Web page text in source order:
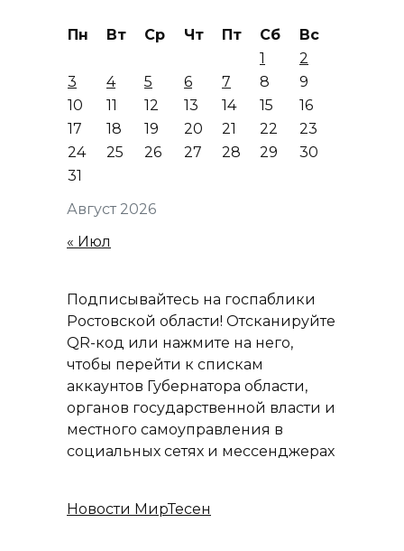
Август 2026
Пн Вт Ср Чт Пт Сб
Вс
1
2
3
4 5 6 7 8
9
10
11 12 13 14 15
16
17
18 19 20 21 22
23
24
25 26 27 28 29
30
31
« Июл
Подписывайтесь на госпаблики
Ростовской области! Отсканируйте
QR-код или нажмите на него,
чтобы перейти к спискам
аккаунтов Губернатора области,
органов государственной власти и
местного самоуправления в
социальных сетях и мессенджерах
Новости МирТесен